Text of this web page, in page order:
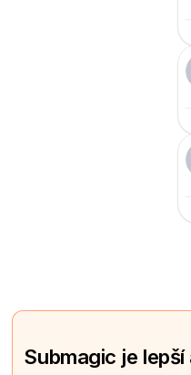
Submagic je